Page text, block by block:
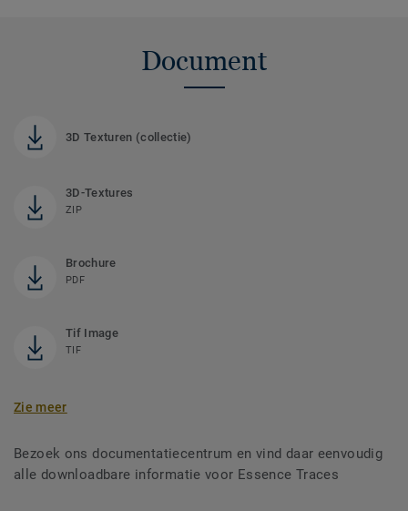
Document
3D Texturen (collectie)
3D-Textures
ZIP
Brochure
PDF
Tif Image
TIF
Zie meer
Bezoek ons documentatiecentrum en vind daar eenvoudig
alle downloadbare informatie voor Essence Traces